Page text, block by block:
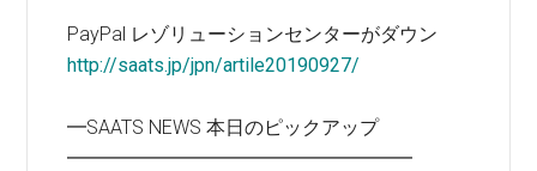
PayPal レゾリューションセンターがダウン
http://saats.jp/jpn/artile20190927/
━SAATS NEWS 本日のピックアップ
━━━━━━━━━━━━━━━━━━